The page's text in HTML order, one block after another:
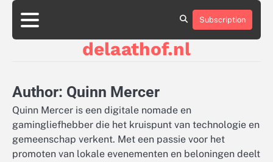
Skip
content
About
Contact
Cookie
Privacy
Sitemap
Terms
Conditions
Subscription
delaathof.nl
Author: Quinn Mercer
Quinn Mercer is een digitale nomade en
gamingliefhebber die het kruispunt van technologie en
gemeenschap verkent. Met een passie voor het
promoten van lokale evenementen en beloningen deelt